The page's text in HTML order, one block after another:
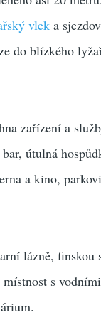
vlek a
do blízkého
zařízení a
útulná
a kino,
lázně, finskou
s